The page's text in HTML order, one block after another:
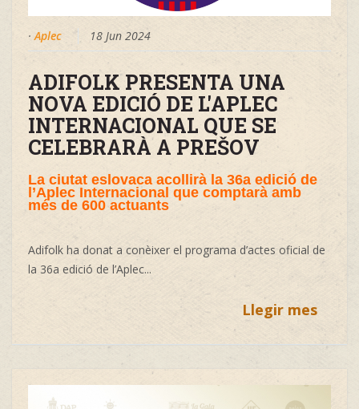
·Aplec 18 Jun 2024
ADIFOLK PRESENTA UNA
NOVA EDICIÓ DE L'APLEC
INTERNACIONAL QUE SE
CELEBRARÀ A PREŠOV
La ciutat eslovaca acollirà la 36a edició de
l’Aplec Internacional que comptarà amb
més de 600 actuants
Adifolk ha donat a conèixer el programa d’actes oficial de
la 36a edició de l’Aplec...
Llegir mes